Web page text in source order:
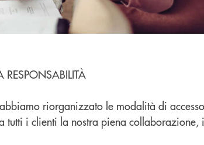
RESPONSABILITÀ
riorganizzato le modalità di
tutti i clienti la nostra piena collaborazione,